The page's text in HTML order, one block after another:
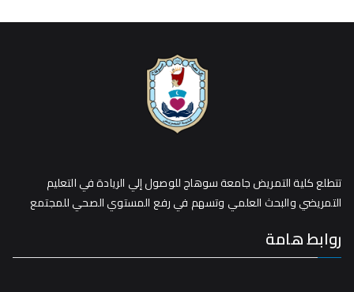
تتطلع كلية التمريض جامعة سوهاج للوصول إلي الريادة في التعليم
التمريضي والبحث العلمي وتسهم في رفع المستوي الصحي للمجتمع
روابط هامة